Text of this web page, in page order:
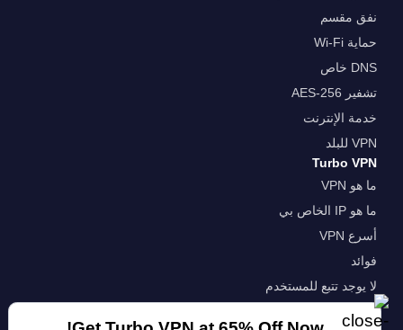
نفق مقسم
حماية Wi-Fi
DNS خاص
تشفير AES-256
خدمة الإنترنت
VPN للبلد
Turbo VPN
ما هو VPN
ما هو IP الخاص بي
أسرع VPN
فوائد
لا يوجد تتبع للمستخدم
ضمان استعادة الاموال